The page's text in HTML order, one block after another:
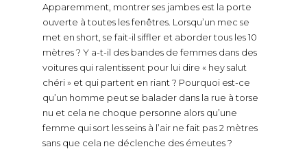
Apparemment, montrer ses jambes est la porte
ouverte à toutes les fenêtres. Lorsqu’un mec se
met en short, se fait-il siffler et aborder tous les 10
mètres ? Y a-t-il des bandes de femmes dans des
voitures qui ralentissent pour lui dire « hey salut
chéri » et qui partent en riant ? Pourquoi est-ce
qu’un homme peut se balader dans la rue à torse
nu et cela ne choque personne alors qu’une
femme qui sort les seins à l’air ne fait pas 2 mètres
sans que cela ne déclenche des émeutes ?